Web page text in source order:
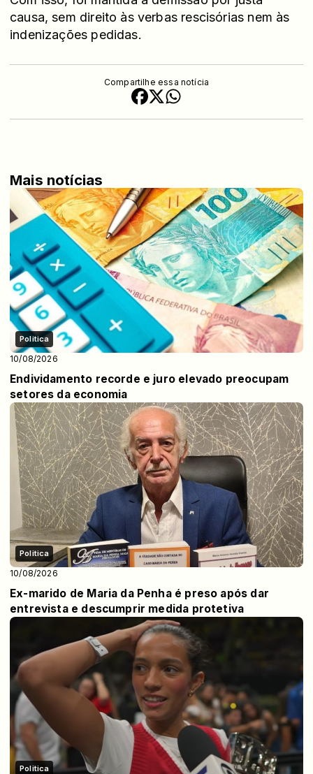
causa, sem direito às verbas rescisórias nem às
indenizações pedidas.
Compartilhe essa notícia
Mais notícias
Politica
10/08/2026
Endividamento recorde e juro elevado preocupam
setores da economia
Politica
10/08/2026
Ex-marido de Maria da Penha é preso após dar
entrevista e descumprir medida protetiva
Politica